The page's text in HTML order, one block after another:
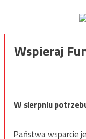
Wspieraj
W sierpniu
Państwa wsparcie